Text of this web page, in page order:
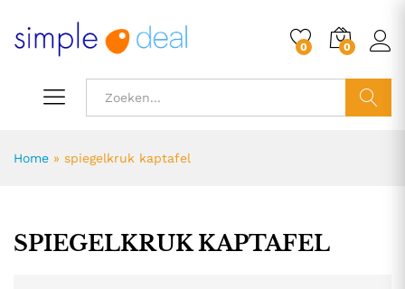
0 0
Home » spiegelkruk kaptafel
SPIEGELKRUK KAPTAFEL